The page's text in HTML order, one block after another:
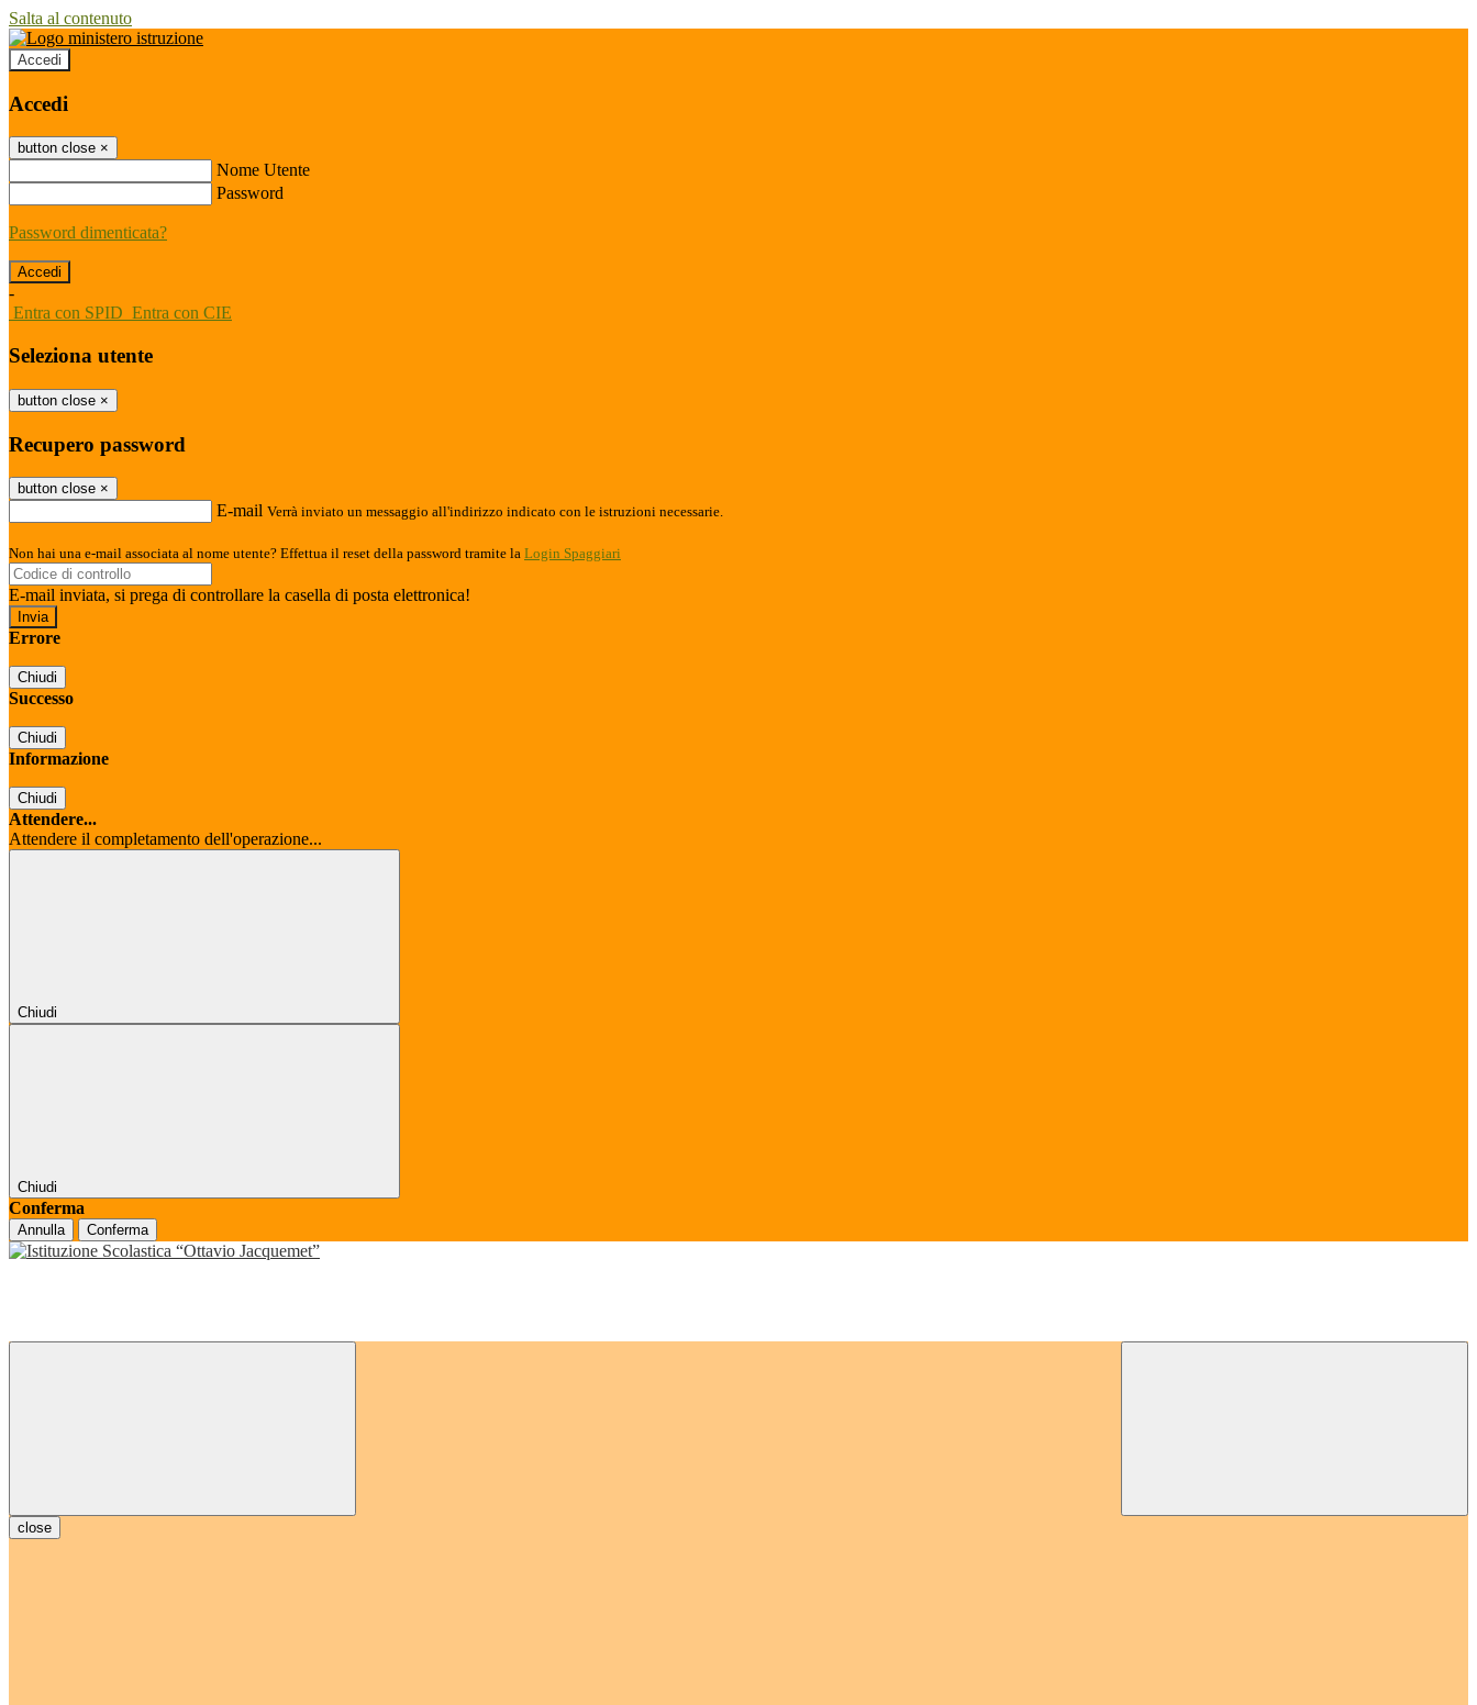
Salta al contenuto
Accedi
Accedi
button close ×
Nome Utente
Password
Password dimenticata?
-
Entra con SPID Entra con CIE
Seleziona utente
button close ×
Recupero password
button close ×
E-mail Verrà inviato un messaggio all'indirizzo indicato con le istruzioni necessarie.
Non hai una e-mail associata al nome utente? Effettua il reset della password tramite la Login Spaggiari
E-mail inviata, si prega di controllare la casella di posta elettronica!
Errore
Chiudi
Successo
Chiudi
Informazione
Chiudi
Attendere...
Attendere il completamento dell'operazione...
Chiudi
Chiudi
Conferma
Annulla Conferma
close